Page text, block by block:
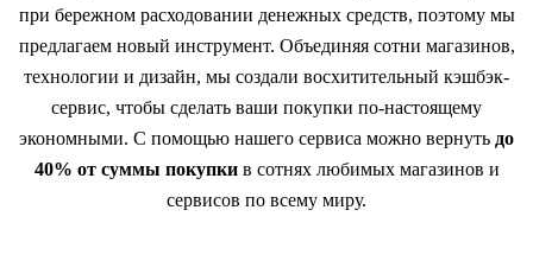
при бережном расходовании денежных средств, поэтому мы
предлагаем новый инструмент. Объединяя сотни магазинов,
технологии и дизайн, мы создали восхитительный кэшбэк-
сервис, чтобы сделать ваши покупки по-настоящему
экономными. С помощью нашего сервиса можно вернуть до
40% от суммы покупкив сотнях любимых магазинов и
сервисов по всему миру.